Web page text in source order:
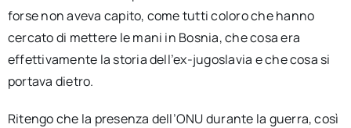
forse non aveva capito, come tutti coloro che hanno
cercato di mettere le mani in Bosnia, che cosa era
effettivamente la storia dell’ex-jugoslavia e che cosa si
portava dietro.
Ritengo che la presenza dell’ONU durante la guerra, così